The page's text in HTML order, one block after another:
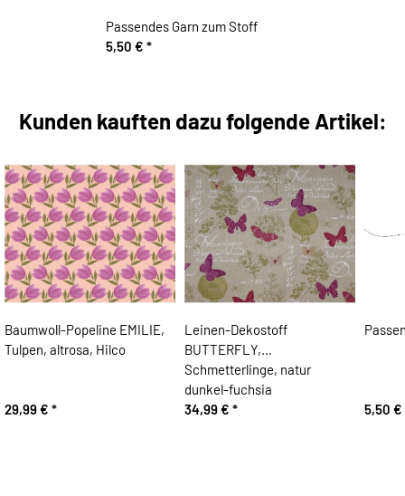
Passendes Garn zum Stoff
5,50 € *
Kunden kauften dazu folgende Artikel:
Baumwoll-Popeline EMILIE,
Tulpen, altrosa, Hilco
29,99 € *
Leinen-Dekostoff
BUTTERFLY,
Schmetterlinge, natur
dunkel-fuchsia
34,99 € * 5,50 €